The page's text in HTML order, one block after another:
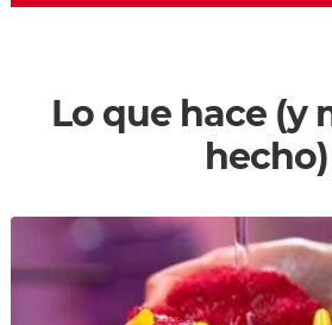
Lo que hace (y
hecho)